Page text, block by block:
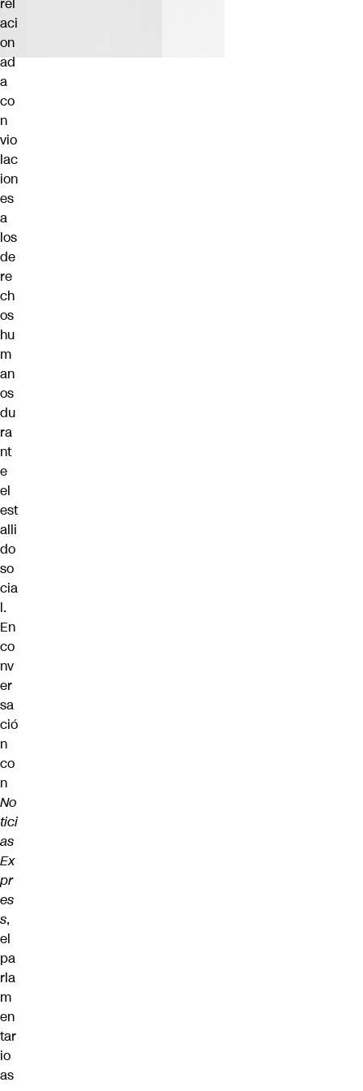
aci
on
ad
a
co
n
vio
lac
ion
es
a
los
de
re
ch
os
hu
m
an
os
du
ra
nt
e
el
est
alli
do
so
cia
l.
En
co
nv
er
sa
ció
n
co
n
No
tici
as
Ex
pr
es
s,
el
pa
rla
m
en
tar
io
as